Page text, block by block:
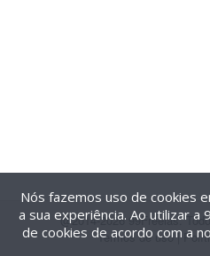
@2014-2026 99Freelas.
Termos de uso|
Nós fazemos uso de cookies
a sua experiência. Ao utilizar a
de cookies de acordo com a